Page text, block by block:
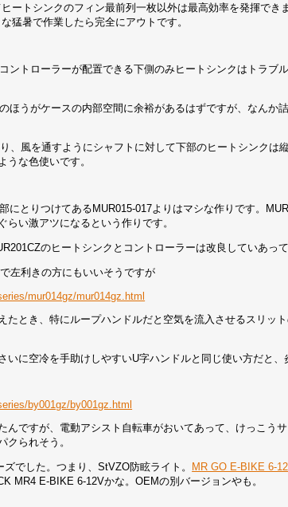
ートシンクのフィン最前列一枚以外は最高効率を発揮でき
猛暑で作業したら完全にアウトです。
ントローラーが配置できる下側のみヒートシンクはトラブ
ほうがケースの内部空間に余裕があるはずですが、なんか
、風を通すようにシャフトに対して下部のヒートシンクは
うな色使いです。
にとりつけてあるMUR015-017よりはマシな作りです。
い激アツになるという作りです。
のヒートシンクとコントローラーは改良していあって
左利きの方にもいいそうですが
mur014gz/mur014gz.html
たとき、特にループハンドルだと空気を流入させるスリッ
に空冷を手助けしやすいU字ハンドルと同じ使い方だと、
by001gz/by001gz.html
んですが、電動アシスト自転車がおいてあって、けっこう
クられそう。
でした。つまり、StVZO防眩ライト。 MR GO E-BIKE 6-
MR4 E-BIKE 6-12Vかな。OEMの別バージョンやも。